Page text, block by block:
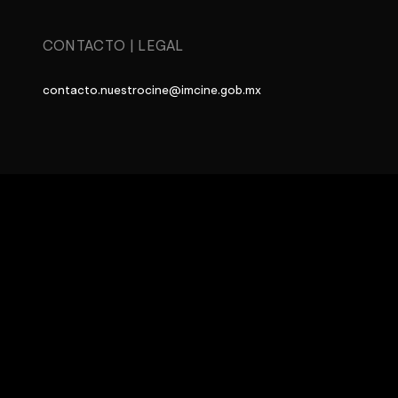
CONTACTO LEGAL
contacto.nuestrocine@imcine.gob.mx